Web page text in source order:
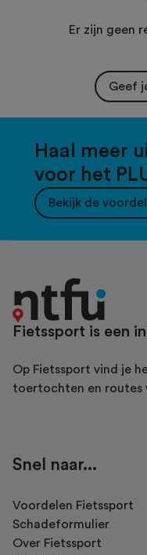
Er zijn geen
Geef
Haal meer
voor het
Bekijk de
Fietssport is een
Op Fietssport vind je
toertochten en routes
Snel naar...
Voordelen Fietssport
Schadeformulier
Over Fietssport